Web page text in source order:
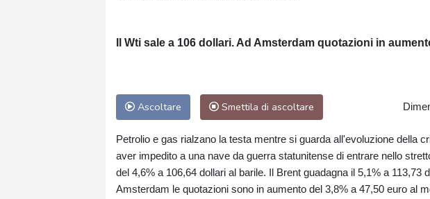
Il Wti sale a 106 dollari. Ad Amsterdam quotazioni in
Ascoltare Smettila di ascoltare
Petrolio e gas rialzano la testa mentre si guarda all'evoluzione della
aver impedito a una nave da guerra statunitense di entrare nello
del 4,6% a 106,64 dollari al barile. Il Brent guadagna il 5,1% a 113,73
Amsterdam le quotazioni sono in aumento del 3,8% a 47,50 euro al